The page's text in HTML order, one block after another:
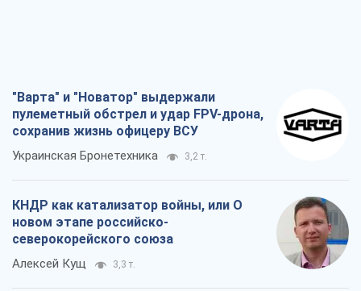
"Варта" и "Новатор" выдержали
пулеметный обстрел и удар FPV-дрона,
сохранив жизнь офицеру ВСУ
Украинская Бронетехника 3,2 т.
КНДР как катализатор войны, или О
новом этапе российско-
северокорейского союза
Алексей Кущ 3,3 т.